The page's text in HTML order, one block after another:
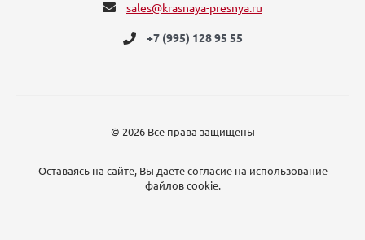
sales@krasnaya-presnya.ru
+7 (995) 128 95 55
© 2026 Все права защищены
Оставаясь на сайте, Вы даете согласие на использование
файлов cookie.